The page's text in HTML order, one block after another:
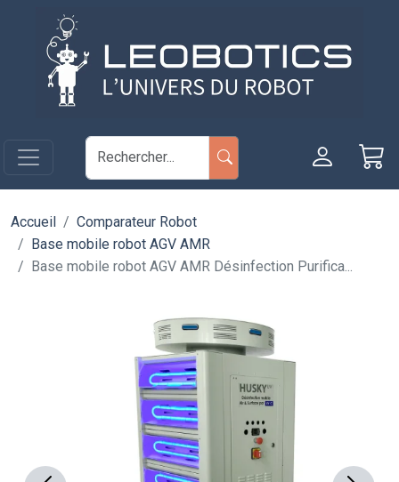
Aller au contenu principal
Accueil
Comparateur Robot
Base mobile robot AGV AMR
Base mobile robot AGV AMR Désinfection Purifica...
Panneau de gestion des cookies